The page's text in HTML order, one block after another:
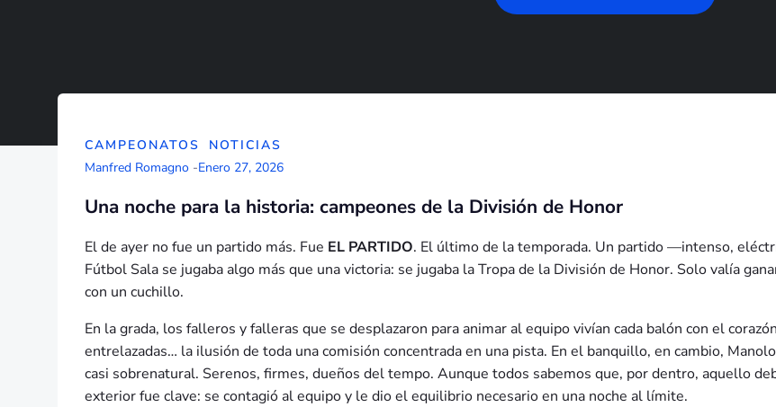
CAMPEONATOS
NOTICIAS
Manfred Romagno -Enero 27, 2026
Una noche para la historia: campeones de la División de Honor
El de ayer no fue un partido más. Fue EL PARTIDO. El último de la temporada. Un partido —intenso,
Fútbol Sala se jugaba algo más que una victoria: se jugaba la Tropa de la División de Honor. Solo valía
con un cuchillo.
En la grada, los falleros y falleras que se desplazaron para animar al equipo vivían cada balón con el
entrelazadas… la ilusión de toda una comisión concentrada en una pista. En el banquillo, en cambio,
casi sobrenatural. Serenos, firmes, dueños del tempo. Aunque todos sabemos que, por dentro, aquello
exterior fue clave: se contagió al equipo y le dio el equilibrio necesario en una noche al límite.